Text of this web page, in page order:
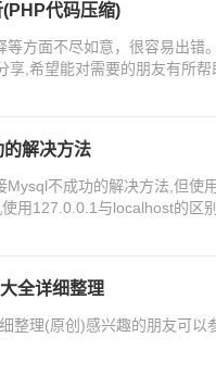
代码压缩)
方面不尽如意，很容易出错
享,希望能对需要的朋友有所帮
解决方法
不成功的解决方法,但使
用127.0.0.1与localhost的区
全详细整理
整理(原创)感兴趣的朋友可以